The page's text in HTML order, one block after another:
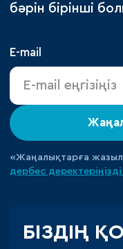
бәрін бірінші
E-mail
«Жаңалықтарға
дербес
БІЗДІҢ